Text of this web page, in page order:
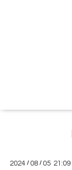
2024 /08 /05 21:09